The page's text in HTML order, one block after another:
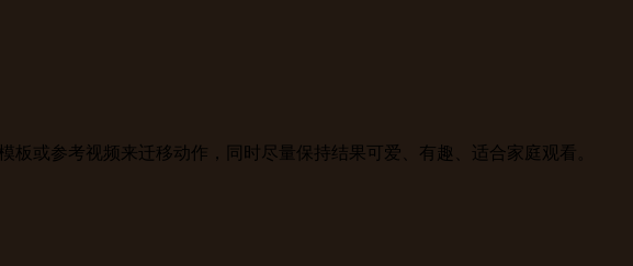
或参考视频来迁移动作，同时尽量保持结果可爱、有趣、适合家庭观看。